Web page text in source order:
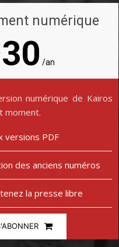
numérique
30 /an
numérique de Kairos
moment.
versions PDF
des anciens numéros
la presse libre